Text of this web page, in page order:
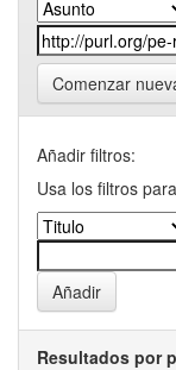
Comenzar
Añadir filtros:
Usa los filtros
Resultados por